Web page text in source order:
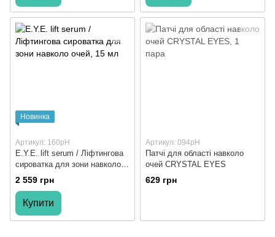
Новинка
Артикул: 160pH
E.Y.E. lift serum / Ліфтингова
сироватка для зони навколо
очей
2 559 грн
Купити
Артикул: 094pH
Патчі для області навколо
очей CRYSTAL EYES
629 грн